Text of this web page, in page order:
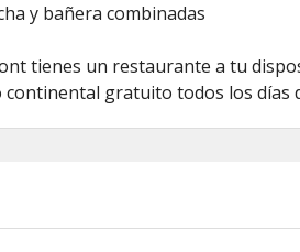
y bañera combinadas
tienes un restaurante a tu
gratuito todos los días